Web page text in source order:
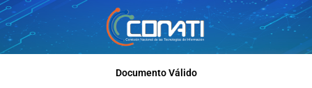
Ir
al
contenido
Documento Válido